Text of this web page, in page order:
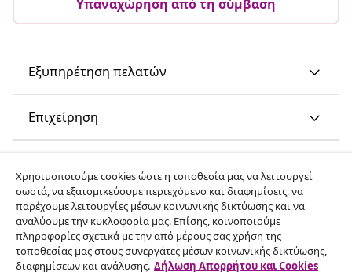
Υπαναχώρηση από τη σύμβαση
Εξυπηρέτηση πελατών
Επιχείρηση
Ανακαλύψτε περισσότερα
Χρησιμοποιούμε cookies ώστε η τοποθεσία μας να λειτουργεί
σωστά, να εξατομικεύουμε περιεχόμενο και διαφημίσεις, να
παρέχουμε λειτουργίες μέσων κοινωνικής δικτύωσης και να
αναλύουμε την κυκλοφορία μας. Επίσης, κοινοποιούμε
πληροφορίες σχετικά με την από μέρους σας χρήση της
τοποθεσίας μας στους συνεργάτες μέσων κοινωνικής δικτύωσης,
διαφημίσεων και ανάλυσης. Δήλωση Απορρήτου και Cookies